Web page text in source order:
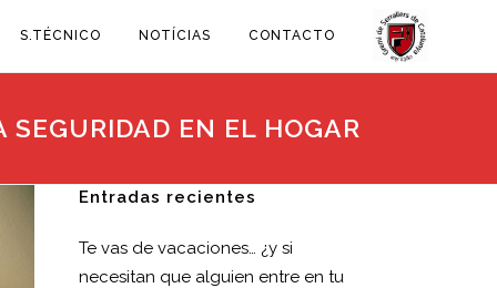
S.TÉCNICO NOTÍCIAS CONTACTO
EN EL HOGAR
Entradas recientes
Te vas de vacaciones… ¿y si
necesitan que alguien entre en tu